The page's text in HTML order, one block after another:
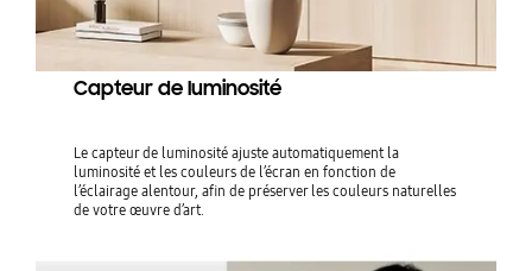
Capteur de luminosité
Le capteur de luminosité ajuste automatiquement la
luminosité et les couleurs de l’écran en fonction de
l’éclairage alentour, afin de préserver les couleurs naturelles
de votre œuvre d’art.